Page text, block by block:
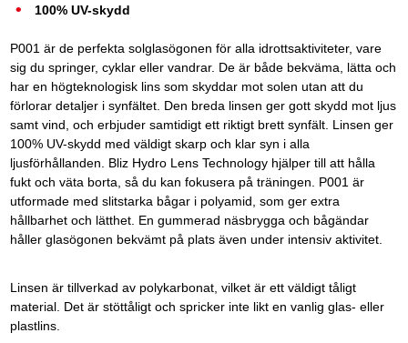
100% UV-skydd
P001 är de perfekta solglasögonen för alla idrottsaktiviteter, vare
sig du springer, cyklar eller vandrar. De är både bekväma, lätta och
har en högteknologisk lins som skyddar mot solen utan att du
förlorar detaljer i synfältet. Den breda linsen ger gott skydd mot ljus
samt vind, och erbjuder samtidigt ett riktigt brett synfält. Linsen ger
100% UV-skydd med väldigt skarp och klar syn i alla
ljusförhållanden. Bliz Hydro Lens Technology hjälper till att hålla
fukt och väta borta, så du kan fokusera på träningen. P001 är
utformade med slitstarka bågar i polyamid, som ger extra
hållbarhet och lätthet. En gummerad näsbrygga och bågändar
håller glasögonen bekvämt på plats även under intensiv aktivitet.
Linsen är tillverkad av polykarbonat, vilket är ett väldigt tåligt
material. Det är stöttåligt och spricker inte likt en vanlig glas- eller
plastlins.